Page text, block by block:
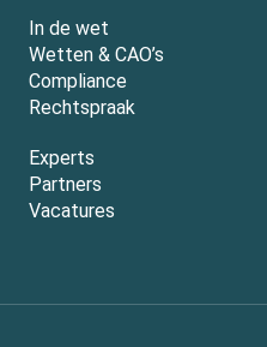
In de wet
Wetten & CAO’s
Compliance
Rechtspraak
Experts
Partners
Vacatures